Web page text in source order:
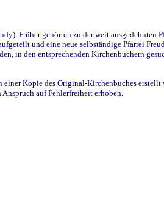
Früher gehörten zu der weit ausgedehnten
und eine neue selbständige Pfarrei
in den entsprechenden Kirchenbüchern
Kopie des Original-Kirchenbuches erstellt
auf Fehlerfreiheit erhoben.